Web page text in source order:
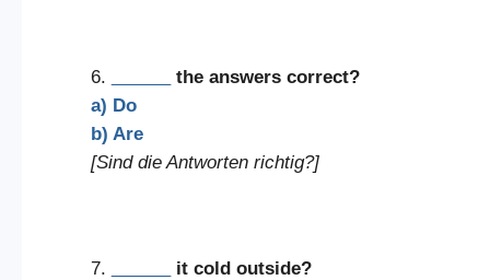
6.
the answers correct?
a) Do
b) Are
[Sind die Antworten richtig?]
7.
it cold outside?